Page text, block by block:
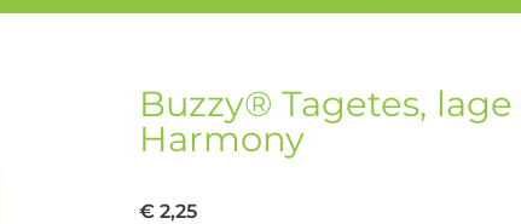
Buzzy® Tagetes,
Harmony
€ 2,25